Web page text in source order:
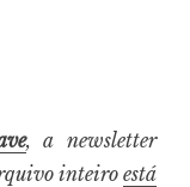
, a newsletter
inteiroestá